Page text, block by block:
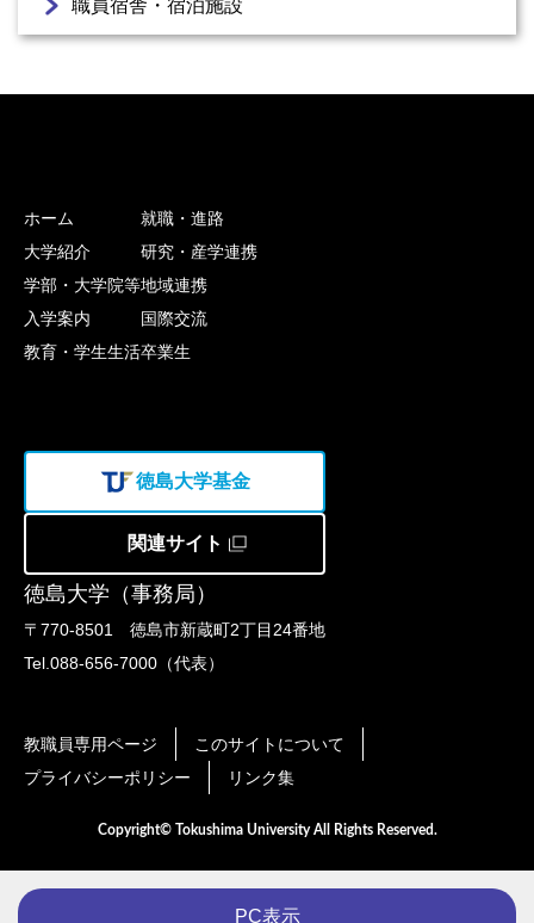
職員宿舎・宿泊施設
徳島大学（事務局）
〒770-8501 徳島市新蔵町2丁目24番地
Tel.088-656-7000（代表）
ホーム
大学紹介
学部・大学院等
入学案内
教育・学生生活
就職・進路
研究・産学連携
地域連携
国際交流
卒業生
徳島大学基金
関連サイト
教職員専用ページ
このサイトについて
プライバシーポリシー
リンク集
Copyright© Tokushima University All Rights Reserved.
PC表示